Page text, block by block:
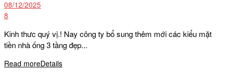
08/12/2025
8
Kinh thưc quý vị.! Nay công ty bổ sung thêm mới các kiểu mặt
tiền nhà ống 3 tầng đẹp...
Read moreDetails